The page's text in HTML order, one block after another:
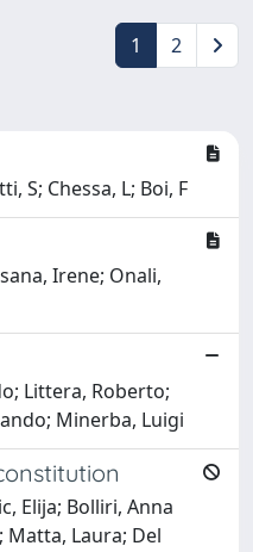
1 2
S; Chessa, L; Boi, F
Irene; Onali,
Littera, Roberto;
Minerba, Luigi
Elija; Bolliri, Anna
Matta, Laura; Del